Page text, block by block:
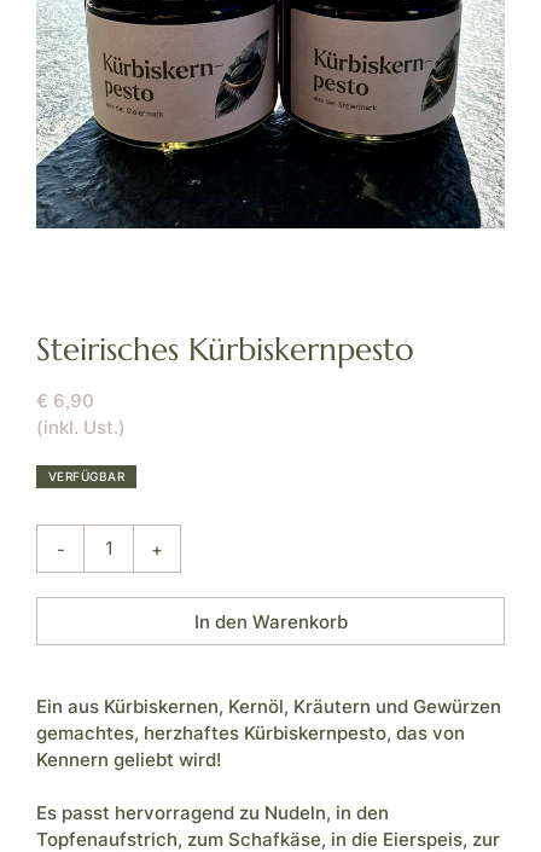
Steirisches Kürbiskernpesto
Ein aus Kürbiskernen, Kernöl, Kräutern und Gewürzen
gemachtes, herzhaftes Kürbiskernpesto, das von
Kennern geliebt wird!
Es passt hervorragend zu Nudeln, in den
Topfenaufstrich, zum Schafkäse, in die Eierspeis, zur
€ 6,90
VERFÜGBAR
+
-